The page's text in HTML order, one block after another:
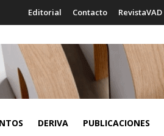
Editorial Contacto RevistaVAD
DERIVA PUBLICACIONES